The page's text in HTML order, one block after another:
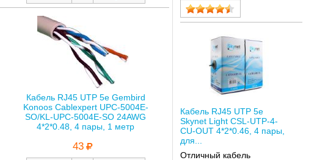
Кабель RJ45 UTP 5е Gembird
Konoos Cablexpert UPC-5004E-
SO/KL-UPC-5004E-SO 24AWG
4*2*0.48, 4 пары, 1 метр
43
Кабель RJ45 UTP 5е
Skynet Light CSL-UTP-4-
CU-OUT 4*2*0.46, 4 пары,
для...
Отличный кабель